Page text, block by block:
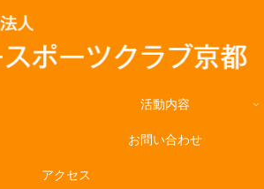
活動内容
お問い合わせ
アクセス